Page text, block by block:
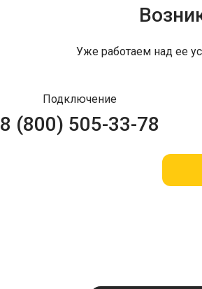
Уже работаем над ее
Подключение
8 (800) 505-33-78